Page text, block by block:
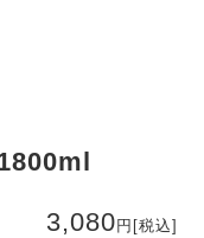
3,080 円 [税込]